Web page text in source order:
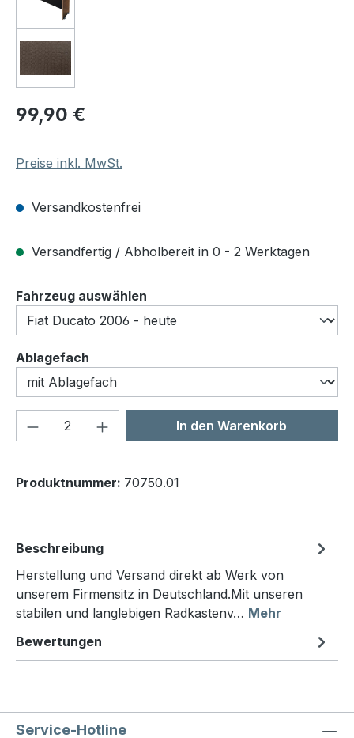
Regulärer Preis:
99,90 €
Preise inkl. MwSt.
Versandkostenfrei
Versandfertig / Abholbereit in 0 - 2 Werktagen
Fahrzeug auswählen
Ablagefach
Produkt Anzahl: Gib denIn den Warenkorb
Produktnummer: 70750.01
Beschreibung
Herstellung und Versand direkt ab Werk von
unserem Firmensitz in Deutschland.Mit unseren
stabilen und langlebigen Radkastenv… Mehr
Bewertungen
Service-Hotline